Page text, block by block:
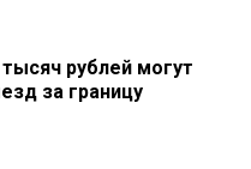
рублей могут
за границу